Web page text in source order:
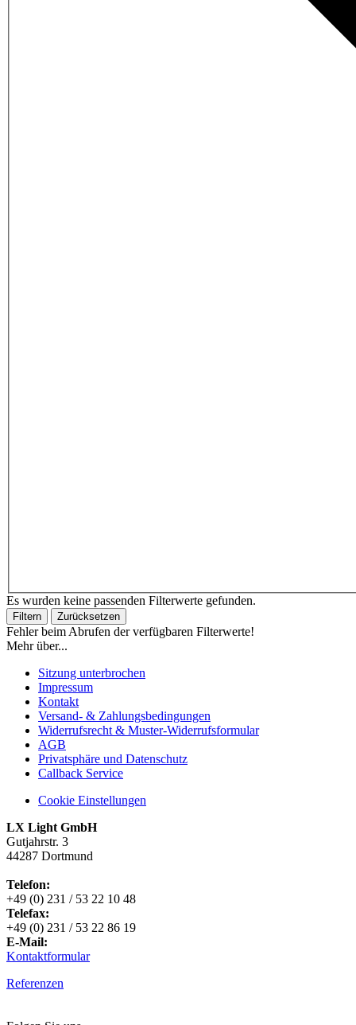
Es wurden keine passenden Filterwerte gefunden.
Filtern Zurücksetzen
Fehler beim Abrufen der verfügbaren Filterwerte!
Mehr über...
Sitzung unterbrochen
Impressum
Kontakt
Versand- & Zahlungsbedingungen
Widerrufsrecht & Muster-Widerrufsformular
AGB
Privatsphäre und Datenschutz
Callback Service
Cookie Einstellungen
LX Light GmbH
Gutjahrstr. 3
44287 Dortmund
Telefon:
+49 (0) 231 / 53 22 10 48
Telefax:
+49 (0) 231 / 53 22 86 19
E-Mail:
Kontaktformular
Referenzen